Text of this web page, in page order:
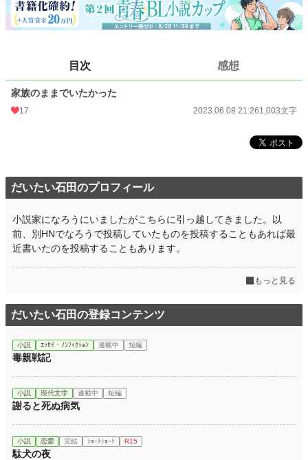
更新日時 2023.06.08 21:26
2023.06.08 21:26
週間ポイント 7 pt (78,785 位)
月間ポイント
目次 感想
家族のままでいたかった
17 2023.06.08 21:261,003文字
だいたい石田のプロフィール
小説家になろうにいましたがこちらに引っ越してきました。以
前、別HNでなろうで投稿していたものを投稿することもあれば最
近書いたのを投稿することもあります。
もっと見る
だいたい石田の登録コンテンツ
小説 ｴｯｾｲ・ﾉﾝﾌｨｸｼｮﾝ 連載中 短編
毒親戦記
小説 現代文学 連載中 短編
謝ると死ぬ病気
小説 恋愛 完結 ｼｮｰﾄｼｮｰﾄ R15
駄犬の夜